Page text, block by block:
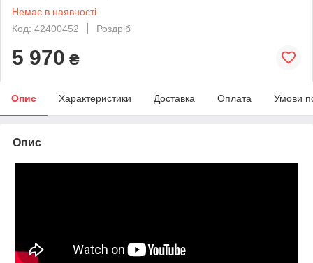
Немає в наявності
Код: 42400452
Роздріб
5 970 ₴
Опис Характеристики Доставка Оплата Умови
Опис